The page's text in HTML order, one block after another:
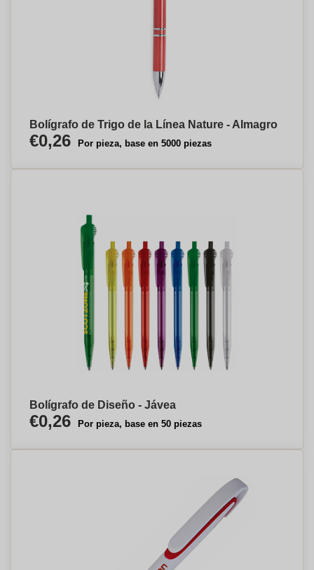
Bolígrafo de Trigo de la Línea Nature - Almagro
€0,26 Por pieza, base en 5000 piezas
Bolígrafo de Diseño - Jávea
€0,26 Por pieza, base en 50 piezas